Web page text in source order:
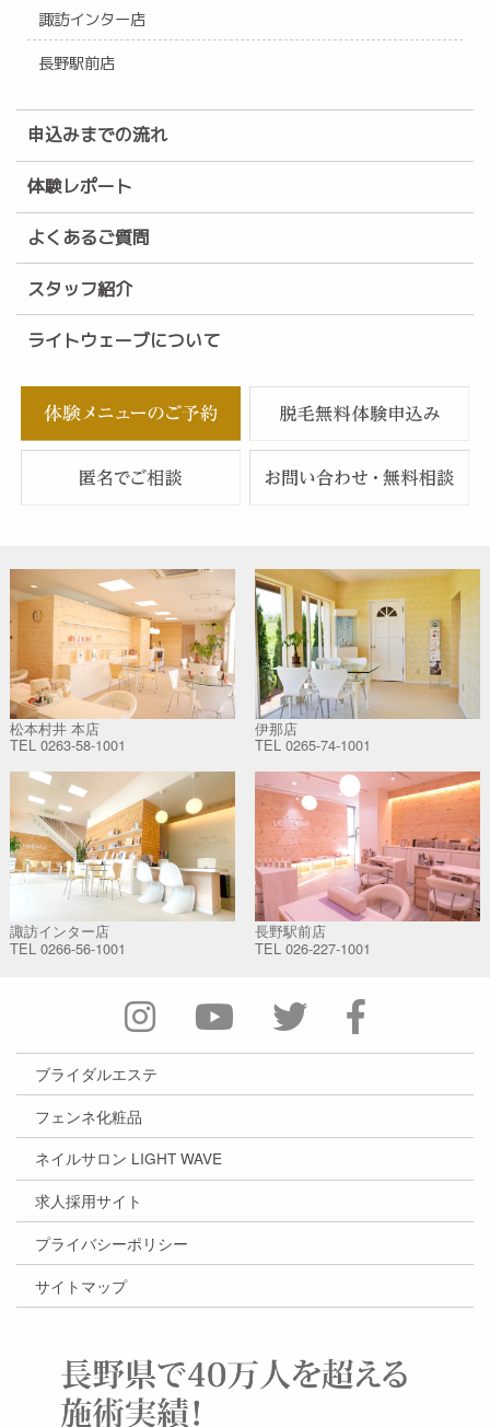
諏訪インター店
長野駅前店
申込みまでの流れ
体験レポート
よくあるご質問
スタッフ紹介
ライトウェーブについて
松本村井 本店
TEL 0263-58-1001
伊那店
TEL 0265-74-1001
諏訪インター店
TEL 0266-56-1001
長野駅前店
TEL 026-227-1001
ブライダルエステ
フェンネ化粧品
ネイルサロン LIGHT WAVE
求人採用サイト
プライバシーポリシー
サイトマップ